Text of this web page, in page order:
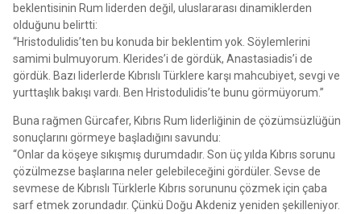
beklentisinin Rum liderden değil, uluslararası dinamiklerden
olduğunu belirtti:
“Hristodulidis’ten bu konuda bir beklentim yok. Söylemlerini
samimi bulmuyorum. Klerides’i de gördük, Anastasiadis’i de
gördük. Bazı liderlerde Kıbrıslı Türklere karşı mahcubiyet, sevgi ve
yurttaşlık bakışı vardı. Ben Hristodulidis’te bunu görmüyorum.”
Buna rağmen Gürcafer, Kıbrıs Rum liderliğinin de çözümsüzlüğün
sonuçlarını görmeye başladığını savundu:
“Onlar da köşeye sıkışmış durumdadır. Son üç yılda Kıbrıs sorunu
çözülmezse başlarına neler gelebileceğini gördüler. Sevse de
sevmese de Kıbrıslı Türklerle Kıbrıs sorununu çözmek için çaba
sarf etmek zorundadır. Çünkü Doğu Akdeniz yeniden şekilleniyor.